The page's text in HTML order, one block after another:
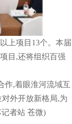
上项目13个。本届
目,还将组织百强
作,着眼淮河流域互
外开放新格局,为
者站 苍微)